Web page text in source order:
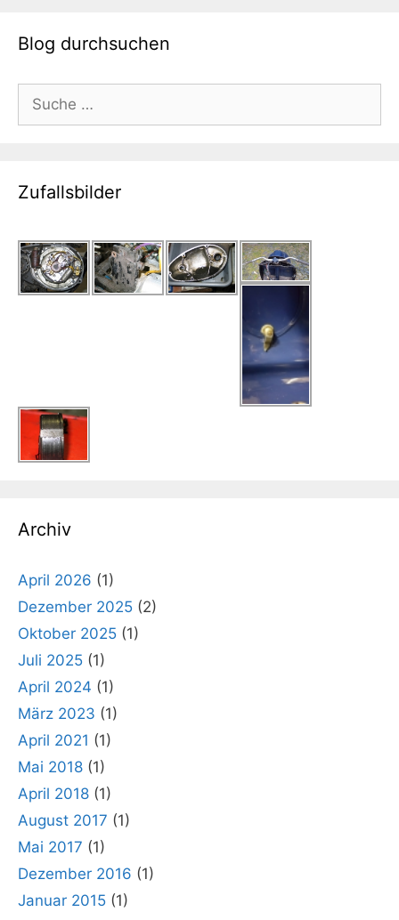
Blog durchsuchen
nach:
Zufallsbilder
Archiv
April 2026 (1)
Dezember 2025 (2)
Oktober 2025 (1)
Juli 2025 (1)
April 2024 (1)
März 2023 (1)
April 2021 (1)
Mai 2018 (1)
April 2018 (1)
August 2017 (1)
Mai 2017 (1)
Dezember 2016 (1)
Januar 2015 (1)